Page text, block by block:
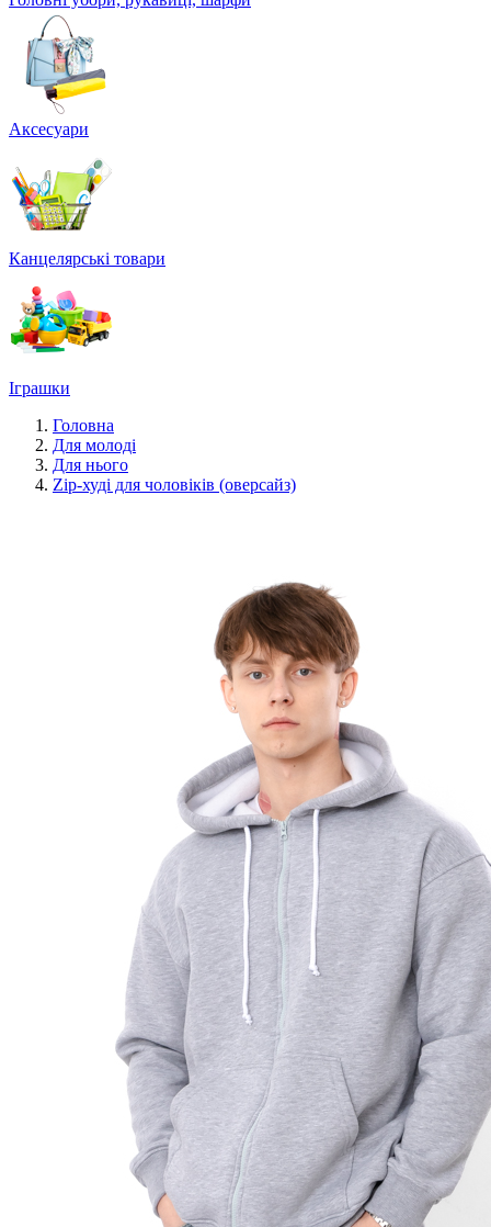
Аксесуари
Канцелярські товари
Іграшки
Головна
Для молоді
Для нього
Zip-худі для чоловіків (оверсайз)